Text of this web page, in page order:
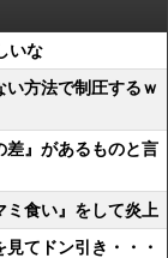
いな
い方法で制圧するｗ
』があるものと言
ミ食い』をして炎上
てドン引き・・・